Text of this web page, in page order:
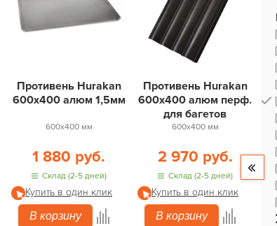
Противень Hurakan
600х400 алюм 1,5мм
600х400 мм
1 880 руб.
Склад (2-5 дней)
Купить в один клик
В корзину
Противень Hurakan
600х400 алюм перф.
для багетов
600х400 мм
2 970 руб.
Склад (2-5 дней)
Купить в один клик
В корзину